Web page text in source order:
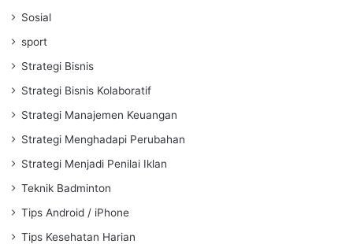
Sosial
sport
Strategi Bisnis
Strategi Bisnis Kolaboratif
Strategi Manajemen Keuangan
Strategi Menghadapi Perubahan
Strategi Menjadi Penilai Iklan
Teknik Badminton
Tips Android / iPhone
Tips Kesehatan Harian